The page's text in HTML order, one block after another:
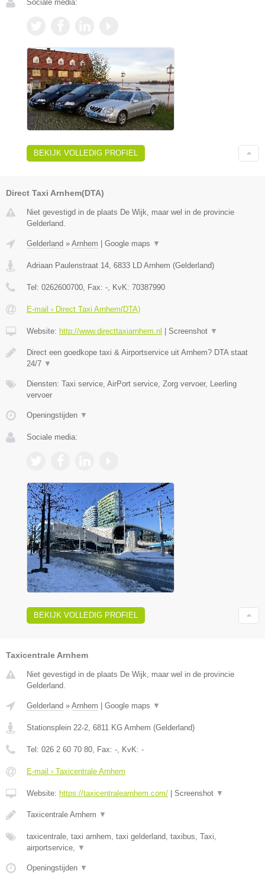
Sociale media:
BEKIJK VOLLEDIG PROFIEL
Direct Taxi Arnhem(DTA)
Niet gevestigd in de plaats De Wijk, maar wel in de provincie
Gelderland.
Gelderland » Arnhem Google maps ▼
Adriaan Paulenstraat 14 6833 LD Arnhem (Gelderland)
Tel: 0262600700 , Fax: - , KvK: 70387990
E-mail › Direct Taxi Arnhem(DTA)
Website: http://www.directtaxiarnhem.nl Screenshot ▼
Direct een goedkope taxi & Airportservice uit Arnhem? DTA staat
24/7 ▼
Diensten: Taxi service, AirPort service, Zorg vervoer, Leerling
vervoer
Openingstijden ▼
Sociale media:
BEKIJK VOLLEDIG PROFIEL
Taxicentrale Arnhem
Niet gevestigd in de plaats De Wijk, maar wel in de provincie
Gelderland.
Gelderland » Arnhem Google maps ▼
Stationsplein 22-2, 6811 KG Arnhem (Gelderland)
Tel: 026 2 60 70 80, Fax: -, KvK: -
E-mail › Taxicentrale Arnhem
Website: https://taxicentralearnhem.com/ Screenshot ▼
Taxicentrale Arnhem ▼
taxicentrale, taxi arnhem, taxi gelderland, taxibus, Taxi,
airportservice, ▼
Openingstijden ▼